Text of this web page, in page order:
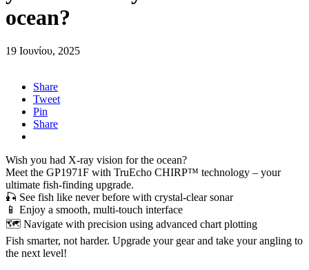
ocean?
19 Ιουνίου, 2025
Share
Tweet
Pin
Share
Wish you had X-ray vision for the ocean?
Meet the GP1971F with TruEcho CHIRP™ technology – your
ultimate fish-finding upgrade.
🎣 See fish like never before with crystal-clear sonar
📱 Enjoy a smooth, multi-touch interface
🗺️ Navigate with precision using advanced chart plotting
Fish smarter, not harder. Upgrade your gear and take your angling to
the next level!